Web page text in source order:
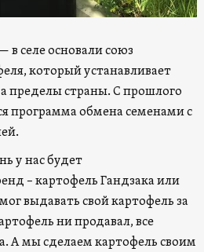
в селе основали союз
который устанавливает
пределы страны. С прошлого
программа обмена семенами с
у нас будет
– картофель Гандзака или
выдавать свой картофель за
ни продавал, все
А мы сделаем картофель своим